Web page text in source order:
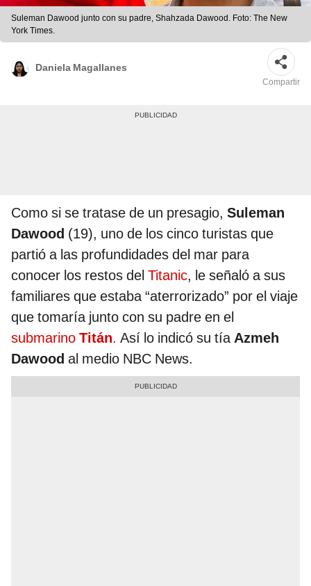
Suleman Dawood junto con su padre, Shahzada Dawood. Foto: The New
York Times.
Daniela Magallanes
Compartir
Como si se tratase de un presagio, Suleman
Dawood (19), uno de los cinco turistas que
partió a las profundidades del mar para
conocer los restos del Titanic, le señaló a sus
familiares que estaba “aterrorizado” por el viaje
que tomaría junto con su padre en el
submarino Titán. Así lo indicó su tíaAzmeh
Dawood al medio NBC News.